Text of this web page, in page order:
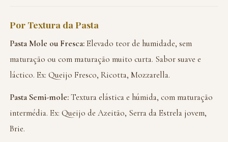
Por Textura da Pasta
Pasta Mole ou Fresca:Elevado teor de humidade, sem
maturação ou com maturação muito curta. Sabor suave e
láctico. Ex: Queijo Fresco, Ricotta, Mozzarella.
Pasta Semi-mole:Textura elástica e húmida, com maturação
intermédia. Ex: Queijo de Azeitão, Serra da Estrela jovem,
Brie.